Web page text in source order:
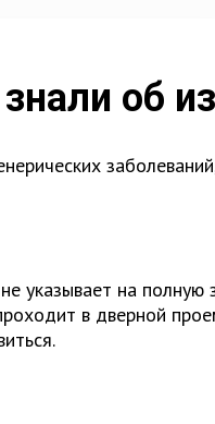
об
указывает на
в дверной